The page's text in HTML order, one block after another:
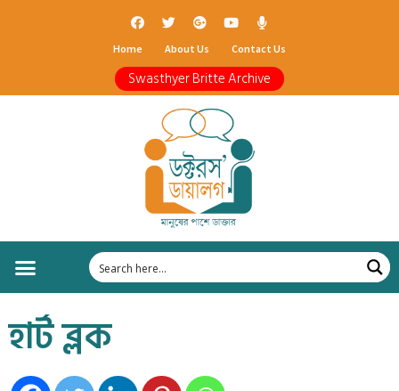
Home About Us Contact Us
Swasthyer Britte Archive
হার্ট ব্লক